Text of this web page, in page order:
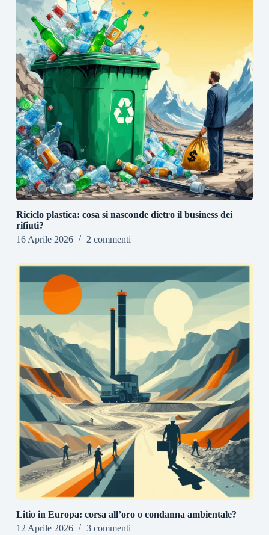
Riciclo plastica: cosa si nasconde dietro il business dei
rifiuti?
16 Aprile 2026
2 commenti
Litio in Europa: corsa all’oro o condanna ambientale?
12 Aprile 2026
3 commenti